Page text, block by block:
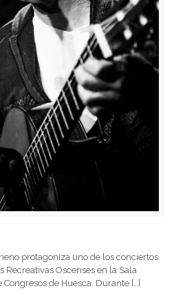
protagoniza uno de los conciertos
Recreativas Oscenses en la Sala
de Huesca. Durante […]